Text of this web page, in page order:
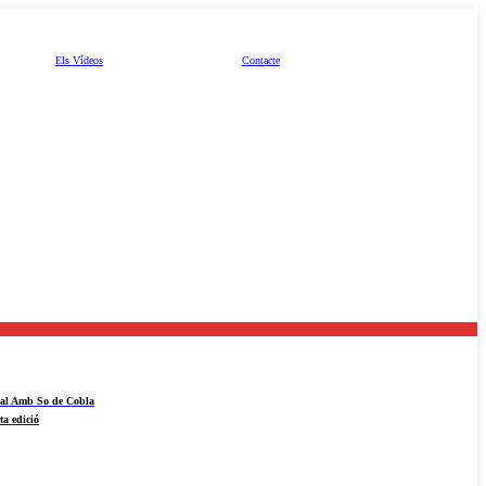
Els Vídeos Contacte
Amb So de Cobla
edició